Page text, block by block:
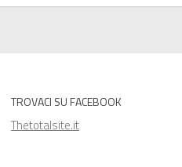
TROVACI SU FACEBOOK
Thetotalsite.it